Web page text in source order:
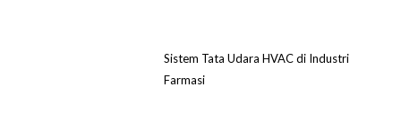
Sistem Tata Udara HVAC di Industri
Farmasi